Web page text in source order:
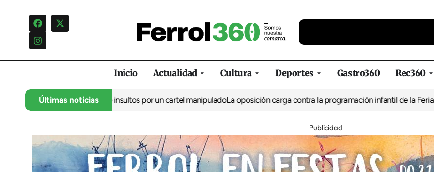
Inicio Actualidad Cultura Deportes Gastro360 Rec360
Últimas noticias
una campaña de insultos por un cartel manipulado La oposición carga contra la programación infantil de la Feria de la
Publicidad